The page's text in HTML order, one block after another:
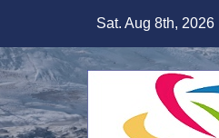
content
Sat. Aug 8th, 2026